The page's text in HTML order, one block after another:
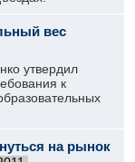
вес
утвердил
к
на рынок